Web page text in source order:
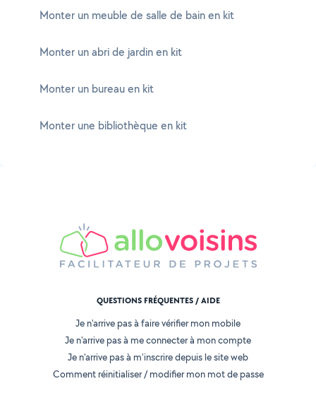
Monter un meuble de salle de bain en kit
Monter un abri de jardin en kit
Monter un bureau en kit
Monter une bibliothèque en kit
QUESTIONS FRÉQUENTES / AIDE
Je n'arrive pas à faire vérifier mon mobile
Je n'arrive pas à me connecter à mon compte
Je n'arrive pas à m'inscrire depuis le site web
Comment réinitialiser / modifier mon mot de passe